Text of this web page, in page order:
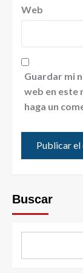
Web
Guardar mi
web en este
haga un
Buscar